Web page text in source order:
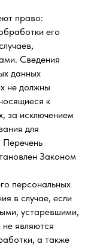
право:
его
Сведения
данных
не должны
к
за исключением
для
Перечень
Законом
персональных
в случае, если
устаревшими,
являются
а также